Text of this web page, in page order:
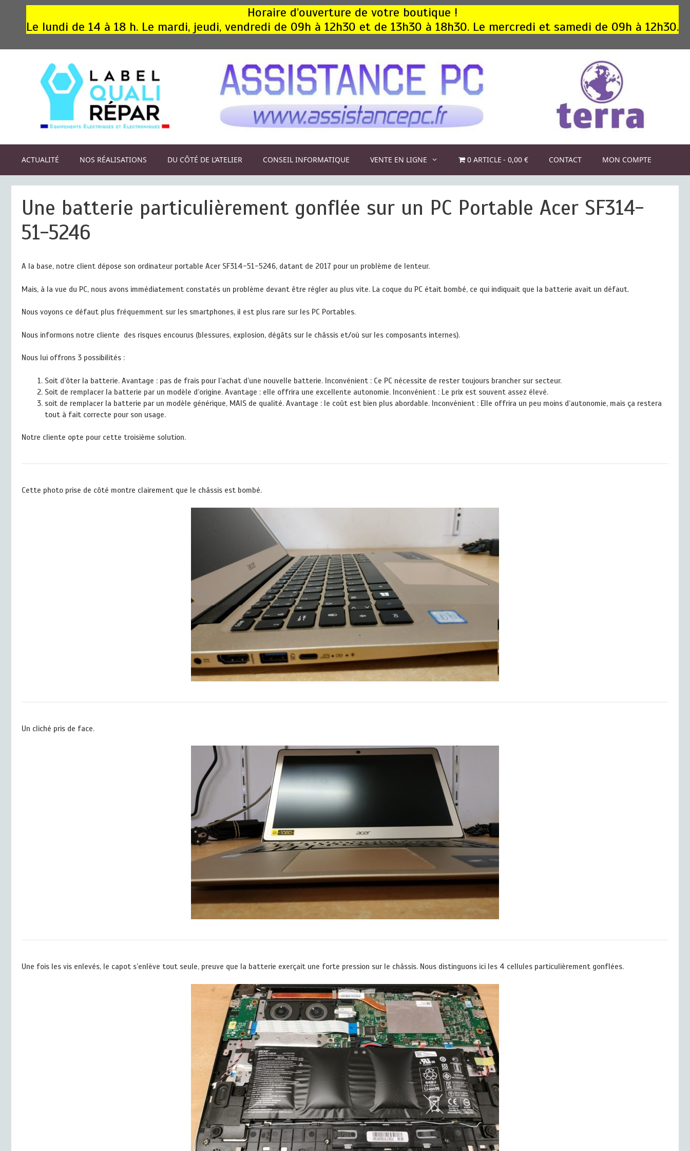
Horaire d’ouverture de votre boutique !
Le lundi de 14 à 18 h. Le mardi, jeudi, vendredi de 09h à 12h30 et de 13h30 à 18h30. Le mercredi et samedi de 09h à 12h30.
ACTUALITÉ NOS RÉALISATIONS DU CÔTÉ DE L’ATELIER CONSEIL INFORMATIQUE VENTE EN LIGNE 0 ARTICLE 0,00 € CONTACT MON COMPTE
Une batterie particulièrement gonflée sur un PC Portable Acer SF314-
51-5246
A la base, notre client dépose son ordinateur portable Acer SF314-51-5246, datant de 2017 pour un problème de lenteur.
Mais, à la vue du PC, nous avons immédiatement constatés un problème devant être régler au plus vite. La coque du PC était bombé, ce qui indiquait que la batterie avait un défaut.
Nous voyons ce défaut plus fréquemment sur les smartphones, il est plus rare sur les PC Portables.
Nous informons notre cliente des risques encourus (blessures, explosion, dégâts sur le châssis et/où sur les composants internes).
Nous lui offrons 3 possibilités :
Soit d’ôter la batterie. Avantage : pas de frais pour l’achat d’une nouvelle batterie. Inconvénient : Ce PC nécessite de rester toujours brancher sur secteur.
Soit de remplacer la batterie par un modèle d’origine. Avantage : elle offrira une excellente autonomie. Inconvénient : Le prix est souvent assez élevé.
soit de remplacer la batterie par un modèle générique, MAIS de qualité. Avantage : le coût est bien plus abordable. Inconvénient : Elle offrira un peu moins d’autonomie, mais ça restera
tout à fait correcte pour son usage.
Notre cliente opte pour cette troisième solution.
Cette photo prise de côté montre clairement que le châssis est bombé.
Un cliché pris de face.
Une fois les vis enlevés, le capot s’enlève tout seule, preuve que la batterie exerçait une forte pression sur le châssis. Nous distinguons ici les 4 cellules particulièrement gonflées.